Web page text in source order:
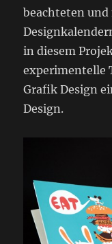
beachteten
in diesem
experimentelle
Grafik Design
Design.